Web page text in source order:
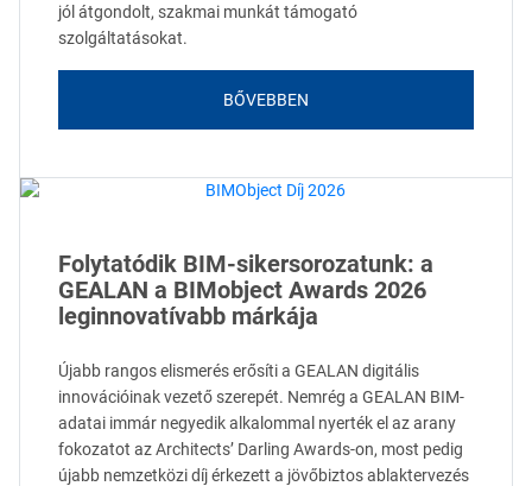
jól átgondolt, szakmai munkát támogató
szolgáltatásokat.
BŐVEBBEN
Folytatódik BIM-sikersorozatunk: a
GEALAN a BIMobject Awards 2026
leginnovatívabb márkája
Újabb rangos elismerés erősíti a GEALAN digitális
innovációinak vezető szerepét. Nemrég a GEALAN BIM-
adatai immár negyedik alkalommal nyerték el az arany
fokozatot az Architects’ Darling Awards-on, most pedig
újabb nemzetközi díj érkezett a jövőbiztos ablaktervezés